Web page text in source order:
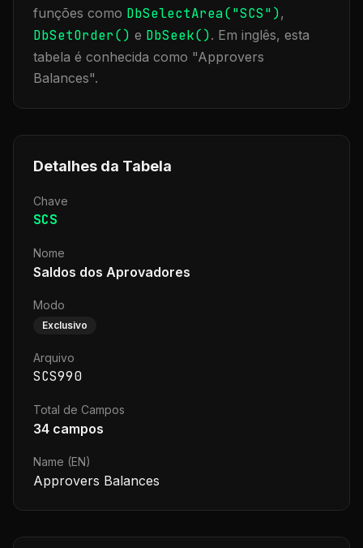
funções como DbSelectArea("SCS"),
DbSetOrder() e DbSeek(). Em inglês, esta
tabela é conhecida como "Approvers
Balances".
Detalhes da Tabela
Chave
SCS
Nome
Saldos dos Aprovadores
Modo
Exclusivo
Arquivo
SCS990
Total de Campos
34 campos
Name (EN)
Approvers Balances